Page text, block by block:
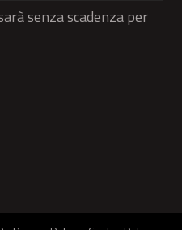
senza scadenza per